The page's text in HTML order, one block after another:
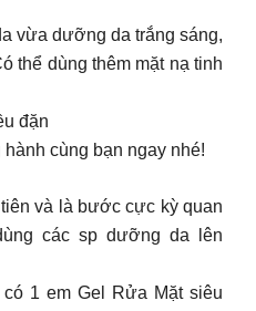
vừa dưỡng da trắng sáng,
thể dùng thêm mặt nạ tinh
đặn
cùng bạn ngay nhé!
và là bước cực kỳ quan
các sp dưỡng da lên
có 1 em Gel Rửa Mặt siêu